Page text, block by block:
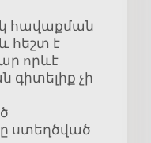
հավաքման
հեշտ է
որևէ
չի
ստեղծված